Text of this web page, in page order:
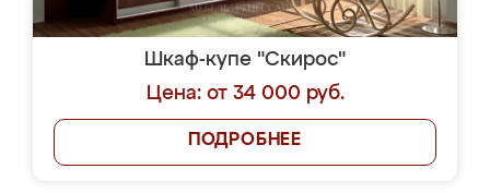
Шкаф-купе "Скирос"
Цена: от 34 000 руб.
ПОДРОБНЕЕ